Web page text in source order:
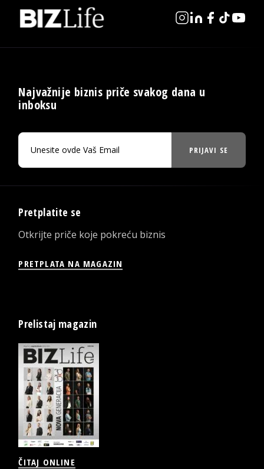
Najvažnije biznis priče svakog dana u
inboksu
PRIJAVI SE
Pretplatite se
Otkrijte priče koje pokreću biznis
PRETPLATA NA MAGAZIN
Prelistaj magazin
ČITAJ ONLINE